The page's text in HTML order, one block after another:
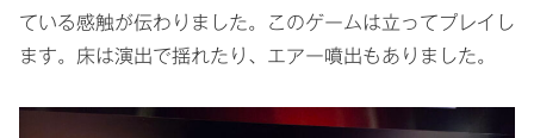
ている感触が伝わりました。このゲームは立ってプレイし
ます。床は演出で揺れたり、エアー噴出もありました。